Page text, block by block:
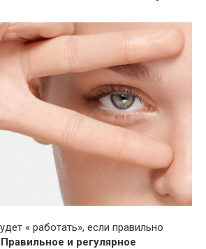
« работать», если правильно
Правильное и регулярное